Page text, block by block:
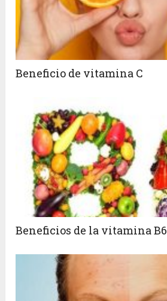
Beneficio de vitamina C
Beneficios de la vitamina B6